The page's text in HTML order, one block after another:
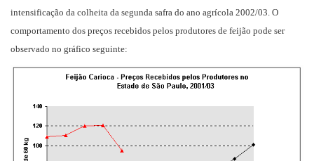
intensificação da colheita da segunda safra do ano agrícola 2002/03. O
comportamento dos preços recebidos pelos produtores de feijão pode ser
observado no gráfico seguinte: